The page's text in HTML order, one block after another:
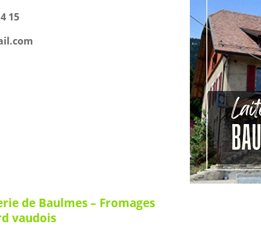
15
de Baulmes – Fromages
vaudois